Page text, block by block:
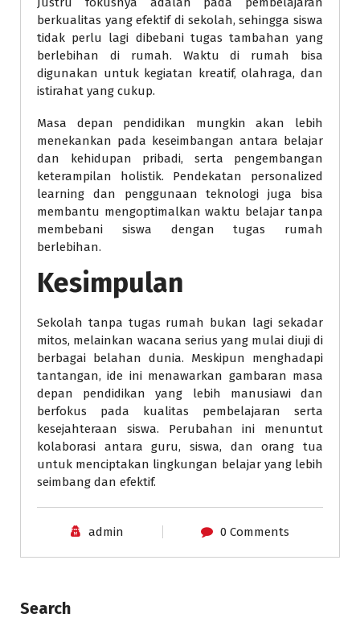
berkualitas yang efektif di sekolah, sehingga siswa
tidak perlu lagi dibebani tugas tambahan yang
berlebihan di rumah. Waktu di rumah bisa
digunakan untuk kegiatan kreatif, olahraga, dan
istirahat yang cukup.
Masa depan pendidikan mungkin akan lebih
menekankan pada keseimbangan antara belajar
dan kehidupan pribadi, serta pengembangan
keterampilan holistik. Pendekatan personalized
learning dan penggunaan teknologi juga bisa
membantu mengoptimalkan waktu belajar tanpa
membebani siswa dengan tugas rumah
berlebihan.
Kesimpulan
Sekolah tanpa tugas rumah bukan lagi sekadar
mitos, melainkan wacana serius yang mulai diuji di
berbagai belahan dunia. Meskipun menghadapi
tantangan, ide ini menawarkan gambaran masa
depan pendidikan yang lebih manusiawi dan
berfokus pada kualitas pembelajaran serta
kesejahteraan siswa. Perubahan ini menuntut
kolaborasi antara guru, siswa, dan orang tua
untuk menciptakan lingkungan belajar yang lebih
seimbang dan efektif.
admin 0 Comments
Search